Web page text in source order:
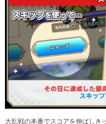
大乱戦の本番でスコアを伸ばしき